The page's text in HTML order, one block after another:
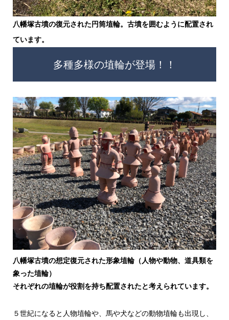
八幡塚古墳の復元された円筒埴輪。古墳を囲むように配置され
ています。
多種多様の埴輪が登場！！
八幡塚古墳の想定復元された形象埴輪（人物や動物、道具類を
象った埴輪）
それぞれの埴輪が役割を持ち配置されたと考えられています。
５世紀になると人物埴輪や、馬や犬などの動物埴輪も出現し、